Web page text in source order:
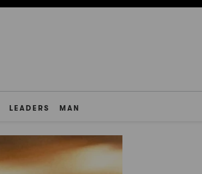
LEADERS MAN